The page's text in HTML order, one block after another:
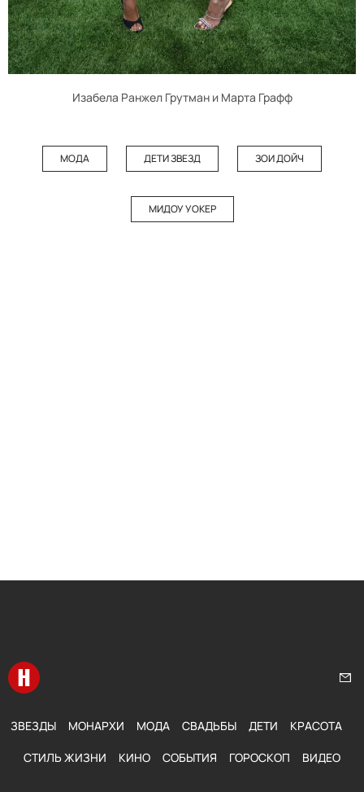
Изабела Ранжел Грутман и Марта Графф
МОДА ДЕТИ ЗВЕЗД ЗОИ ДОЙЧ
МИДОУ УОКЕР
Перейти на главную
ЗВЕЗДЫ МОНАРХИ МОДА СВАДЬБЫ ДЕТИ КРАСОТА
СТИЛЬ ЖИЗНИ КИНО СОБЫТИЯ ГОРОСКОП ВИДЕО